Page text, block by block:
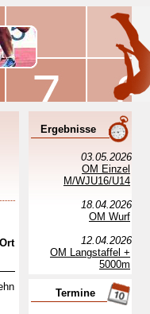
Ort
Ergebnisse
03.05.2026
OM Einzel
M/WJU16/U14
18.04.2026
OM Wurf
12.04.2026
OM Langstaffel +
5000m
Termine